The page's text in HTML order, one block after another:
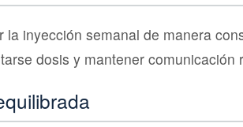
la inyección semanal de manera
dosis y mantener comunicación